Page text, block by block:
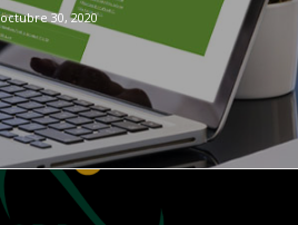
octubre 30, 2020